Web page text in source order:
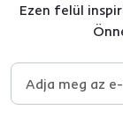
Ezen felül